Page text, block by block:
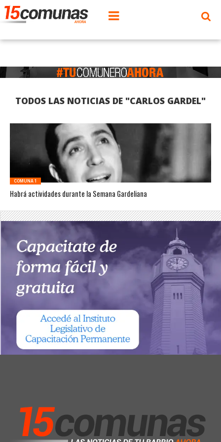
TODOS LAS NOTICIAS DE "CARLOS GARDEL"
COMUNA 1
Habrá actividades durante la Semana Gardeliana